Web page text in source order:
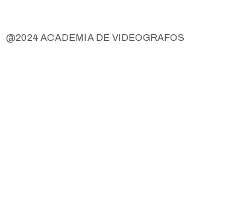
@2024 ACADEMIA DE VIDEOGRAFOS